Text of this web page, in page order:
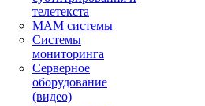
телетекста
MAM системы
Системы
мониторинга
Серверное
оборудование
(видео)